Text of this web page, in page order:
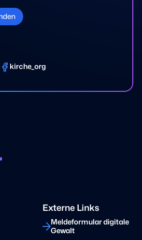
kirche_org
Externe Links
Meldeformular digitale
Gewalt